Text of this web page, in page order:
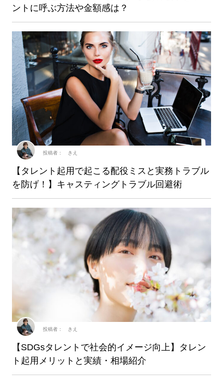
ントに呼ぶ方法や金額感は？
【タレント起用で起こる配役ミスと実務トラブル
を防げ！】キャスティングトラブル回避術
投稿者： きえ
【SDGsタレントで社会的イメージ向上】タレン
ト起用メリットと実績・相場紹介
投稿者： きえ